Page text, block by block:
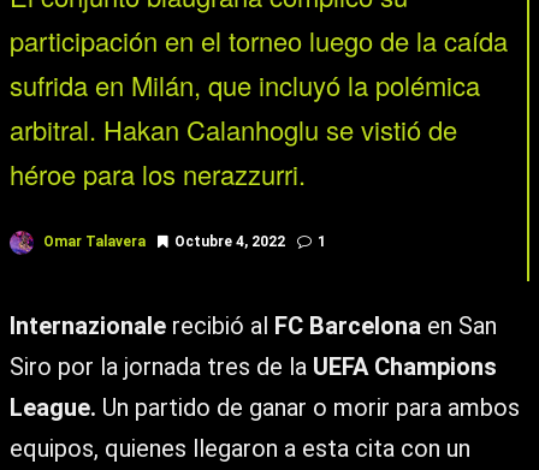
participación en el torneo luego de la caída
sufrida en Milán, que incluyó la polémica
arbitral. Hakan Calanhoglu se vistió de
héroe para los nerazzurri.
Omar Talavera Octubre 4, 2022 1
Internazionale recibió al FC Barcelona en San
Siro por la jornada tres de la UEFA Champions
League. Un partido de ganar o morir para ambos
equipos, quienes llegaron a esta cita con un